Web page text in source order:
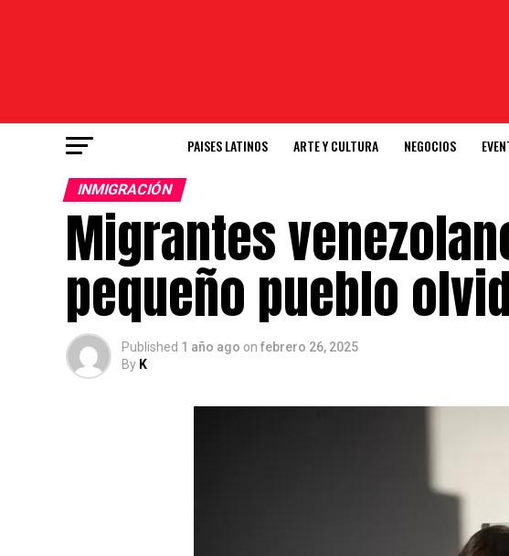
PAISES LATINOS ARTE Y CULTURA NEGOCIOS
INMIGRACIÓN
Migrantes
pequeño pueblo
Published 1 año ago on febrero 26, 2025
By K